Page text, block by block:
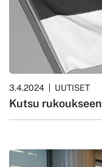
3.4.2024 UUTISET
Kutsu rukoukseen